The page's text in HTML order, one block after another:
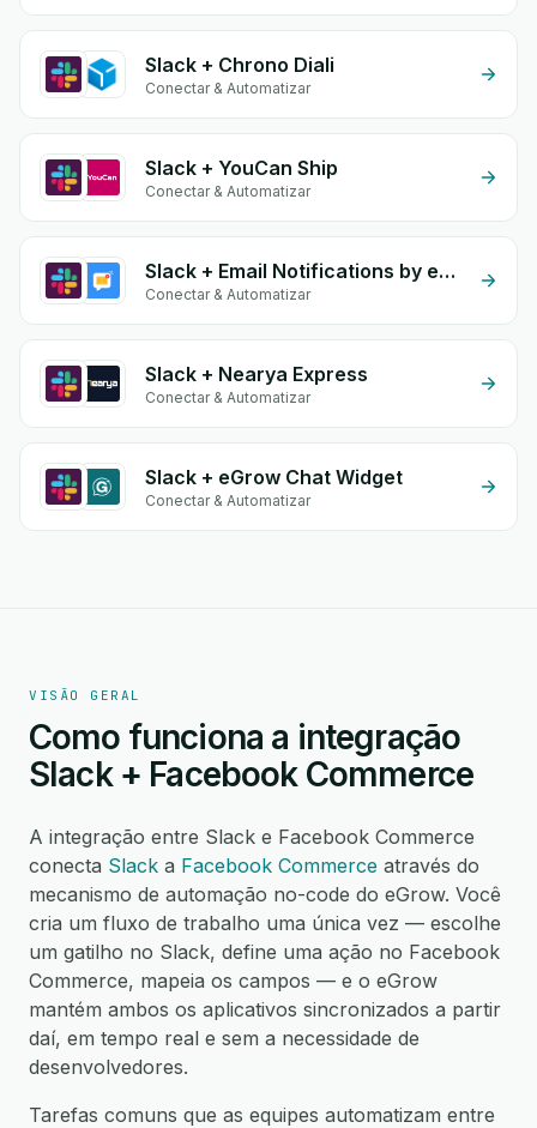
Slack + Chrono Diali
Conectar & Automatizar
Slack + YouCan Ship
Conectar & Automatizar
Slack + Email Notifications by eGrow
Conectar & Automatizar
Slack + Nearya Express
Conectar & Automatizar
Slack + eGrow Chat Widget
Conectar & Automatizar
VISÃO GERAL
Como funciona a integração
Slack + Facebook Commerce
A integração entre Slack e Facebook Commerce
conecta Slack a Facebook Commerce através do
mecanismo de automação no-code do eGrow. Você
cria um fluxo de trabalho uma única vez — escolhe
um gatilho no Slack, define uma ação no Facebook
Commerce, mapeia os campos — e o eGrow
mantém ambos os aplicativos sincronizados a partir
daí, em tempo real e sem a necessidade de
desenvolvedores.
Tarefas comuns que as equipes automatizam entre